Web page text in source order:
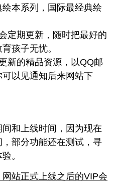
本系列，国际最经典绘
定期更新，随时把最好的
孩子无忧。
新的精品资源，以QQ邮
以见通知后来网站下
和上线时间，因为现在
部分功能还在测试，寻
。
站正式上线之后的VIP会